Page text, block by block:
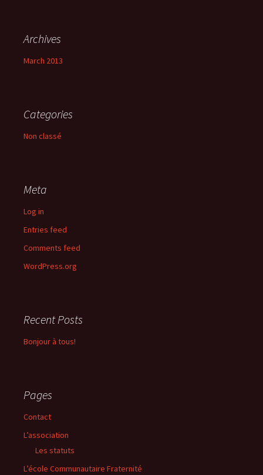
Archives
March 2013
Categories
Non classé
Meta
Log in
Entries feed
Comments feed
WordPress.org
Recent Posts
Bonjour à tous!
Pages
Contact
L’association
Les statuts
L’école Communautaire Fraternité